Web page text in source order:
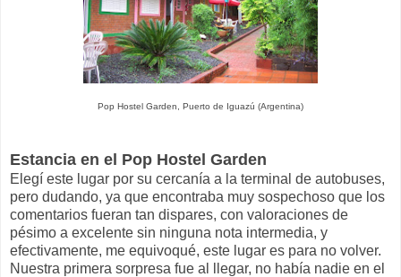
Pop Hostel Garden, Puerto de Iguazú (Argentina)
Estancia en el Pop Hostel Garden
Elegí este lugar por su cercanía a la terminal de autobuses,
pero dudando, ya que encontraba muy sospechoso que los
comentarios fueran tan dispares, con valoraciones de
pésimo a excelente sin ninguna nota intermedia, y
efectivamente, me equivoqué, este lugar es para no volver.
Nuestra primera sorpresa fue al llegar, no había nadie en el